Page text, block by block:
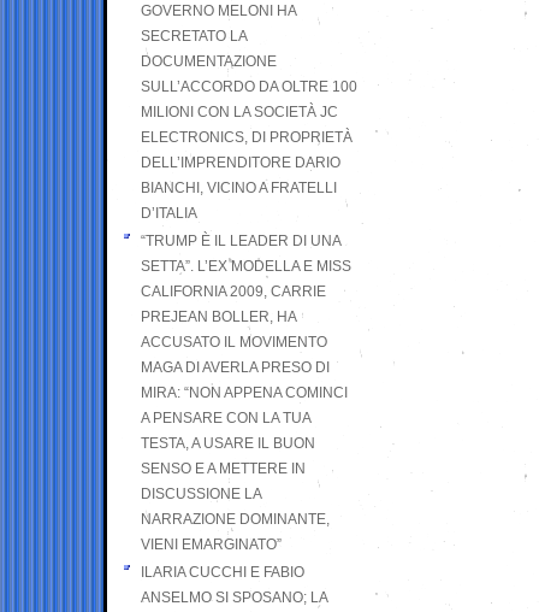
GOVERNO MELONI HA
SECRETATO LA
DOCUMENTAZIONE
SULL’ACCORDO DA OLTRE 100
MILIONI CON LA SOCIETÀ JC
ELECTRONICS, DI PROPRIETÀ
DELL’IMPRENDITORE DARIO
BIANCHI, VICINO A FRATELLI
D’ITALIA
“TRUMP È IL LEADER DI UNA
SETTA”. L’EX MODELLA E MISS
CALIFORNIA 2009, CARRIE
PREJEAN BOLLER, HA
ACCUSATO IL MOVIMENTO
MAGA DI AVERLA PRESO DI
MIRA: “NON APPENA COMINCI
A PENSARE CON LA TUA
TESTA, A USARE IL BUON
SENSO E A METTERE IN
DISCUSSIONE LA
NARRAZIONE DOMINANTE,
VIENI EMARGINATO”
ILARIA CUCCHI E FABIO
ANSELMO SI SPOSANO; LA